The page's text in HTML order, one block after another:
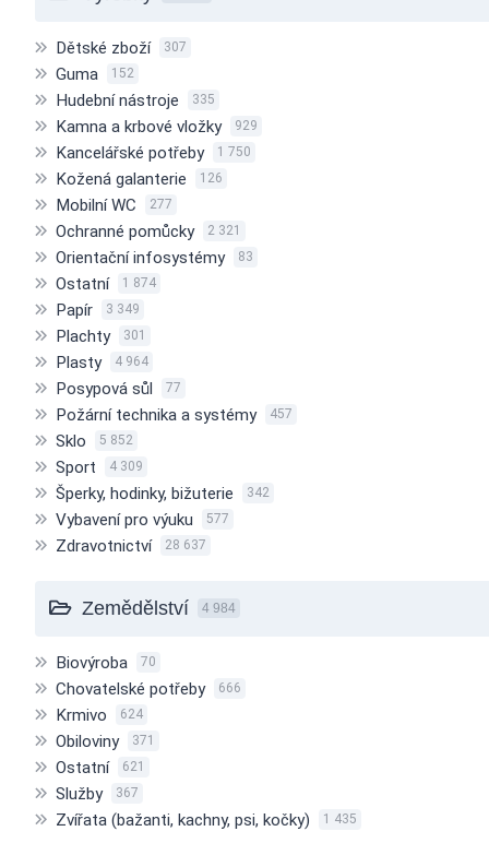
Dětské zboží 307
Guma 152
Hudební nástroje 335
Kamna a krbové vložky 929
Kancelářské potřeby 1 750
Kožená galanterie 126
Mobilní WC 277
Ochranné pomůcky 2 321
Orientační infosystémy 83
Ostatní 1 874
Papír 3 349
Plachty 301
Plasty 4 964
Posypová sůl 77
Požární technika a systémy 457
Sklo 5 852
Sport 4 309
Šperky, hodinky, bižuterie 342
Vybavení pro výuku 577
Zdravotnictví 28 637
Zemědělství 4 984
Biovýroba 70
Chovatelské potřeby 666
Krmivo 624
Obiloviny 371
Ostatní 621
Služby 367
Zvířata (bažanti, kachny, psi, kočky) 1 435